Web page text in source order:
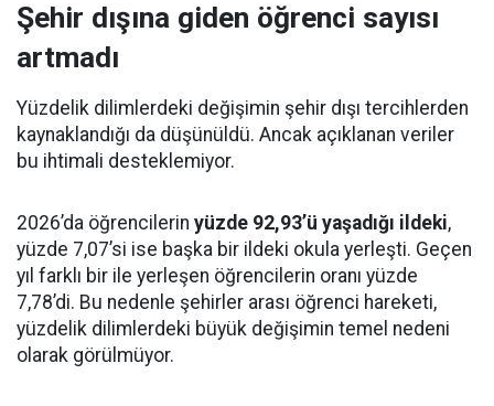
Şehir dışına giden öğrenci sayısı
artmadı
Yüzdelik dilimlerdeki değişimin şehir dışı tercihlerden
kaynaklandığı da düşünüldü. Ancak açıklanan veriler
bu ihtimali desteklemiyor.
2026’da öğrencilerin yüzde 92,93’ü yaşadığı ildeki,
yüzde 7,07’si ise başka bir ildeki okula yerleşti. Geçen
yıl farklı bir ile yerleşen öğrencilerin oranı yüzde
7,78’di. Bu nedenle şehirler arası öğrenci hareketi,
yüzdelik dilimlerdeki büyük değişimin temel nedeni
olarak görülmüyor.